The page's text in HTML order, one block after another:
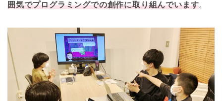
囲気でプログラミングでの創作に取り組んでいます。